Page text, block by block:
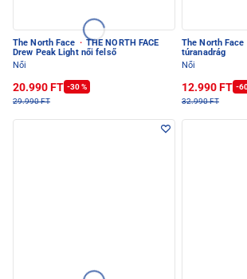
The North Face · THE NORTH FACE
Drew Peak Light női felső
Női
20.990 FT -30 %
29.990 FT
The North Face
túranadrág
Női
12.990 FT -
32.990 FT